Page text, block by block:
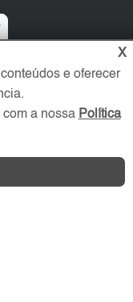
X
e oferecer
a nossa Política